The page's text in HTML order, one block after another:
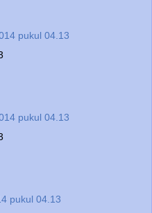
pukul 04.13
pukul 04.13
pukul 04.13